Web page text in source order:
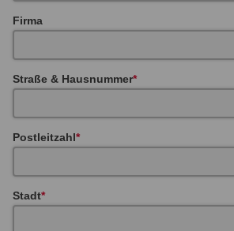
Firma
Straße & Hausnummer
Postleitzahl
Stadt